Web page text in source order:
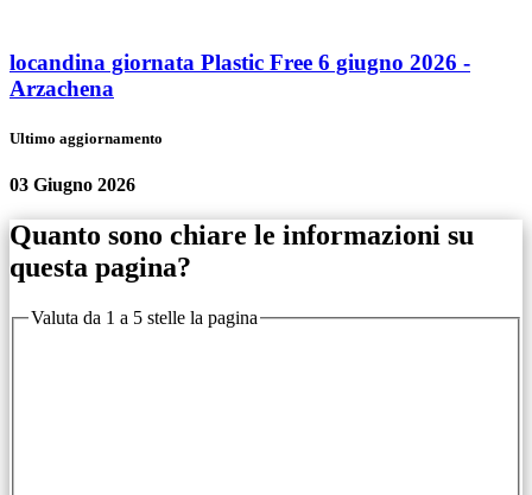
locandina giornata Plastic Free 6 giugno 2026 -
Arzachena
Ultimo aggiornamento
03 Giugno 2026
Quanto sono chiare le informazioni su
questa pagina?
Valuta da 1 a 5 stelle la pagina